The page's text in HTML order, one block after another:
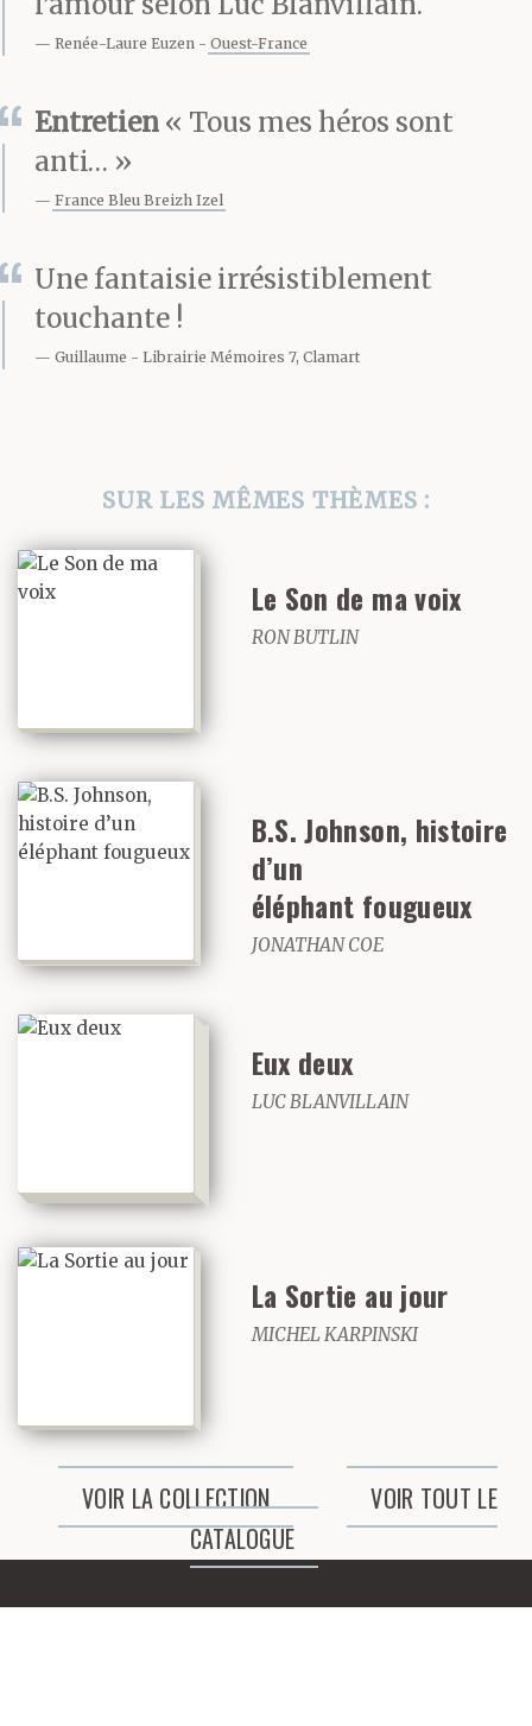
Renée-Laure Euzen Ouest-France
Entretien « Tous mes héros sont
anti… »
France Bleu Breizh Izel
Une fantaisie irrésistiblement
touchante !
Guillaume Librairie Mémoires 7, Clamart
SUR LES MÊMES THÈMES :
Le Son de ma voix
RON BUTLIN
B.S. Johnson, histoire
d’un
éléphant fougueux
JONATHAN COE
Eux deux
LUC BLANVILLAIN
La Sortie au jour
MICHEL KARPINSKI
VOIR LA COLLECTION
VOIR TOUT LE
CATALOGUE